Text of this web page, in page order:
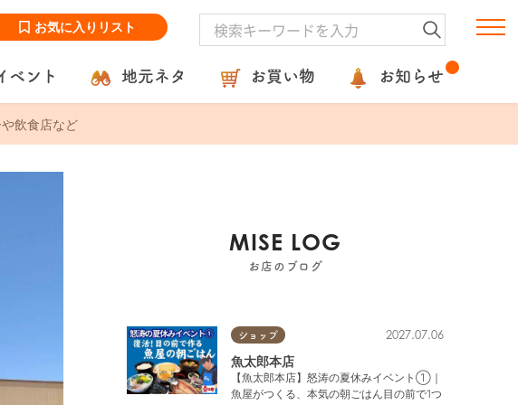
お気に入りリスト
ベント 地元ネタ お買い物 お知らせ
飲食店など
MISE LOG
お店のブログ
ショップ 2027.07.06
魚太郎本店
【魚太郎本店】怒涛の夏休みイベント①｜
魚屋がつくる、本気の朝ごはん目の前で1つ